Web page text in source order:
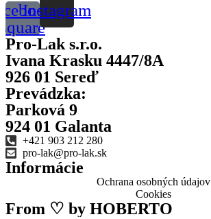
square
Instagram
Pro-Lak s.r.o.
Ivana Krasku 4447/8A
926 01 Sereď
Prevádzka:
Parková 9
924 01 Galanta
+421 903 212 280
pro-lak@pro-lak.sk
Informácie
Ochrana osobných údajov
Cookies
From ♡ by HOBERTO